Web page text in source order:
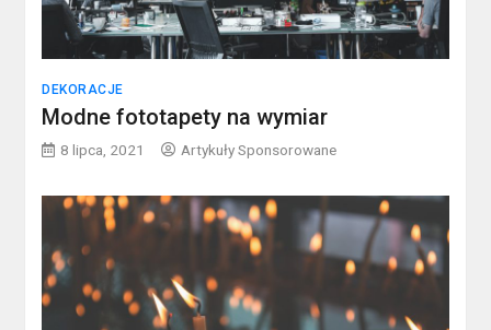
DEKORACJE
Modne fototapety na wymiar
8 lipca, 2021 Artykuły Sponsorowane